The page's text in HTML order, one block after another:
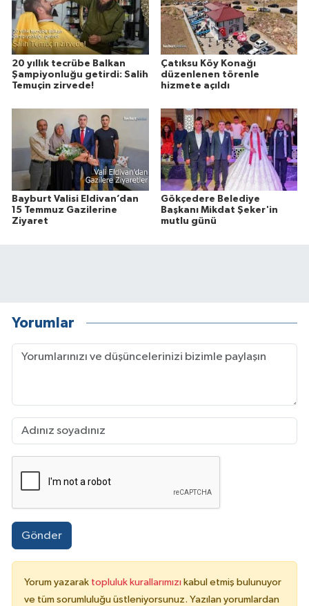
20 yıllık tecrübe Balkan
Şampiyonluğu getirdi: Salih
Temuçin zirvede!
Çatıksu Köy Konağı
düzenlenen törenle
hizmete açıldı
Bayburt Valisi Eldivan’dan
15 Temmuz Gazilerine
Ziyaret
Gökçedere Belediye
Başkanı Mikdat Şeker'in
mutlu günü
Yorumlar
Gönder
Yorum yazarak topluluk kurallarımızı kabul etmiş bulunuyor
ve tüm sorumluluğu üstleniyorsunuz. Yazılan yorumlardan